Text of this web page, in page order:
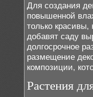
Для создания
повышенной
только красивы,
добавят саду
долгосрочное
размещение
композиции,
Растения